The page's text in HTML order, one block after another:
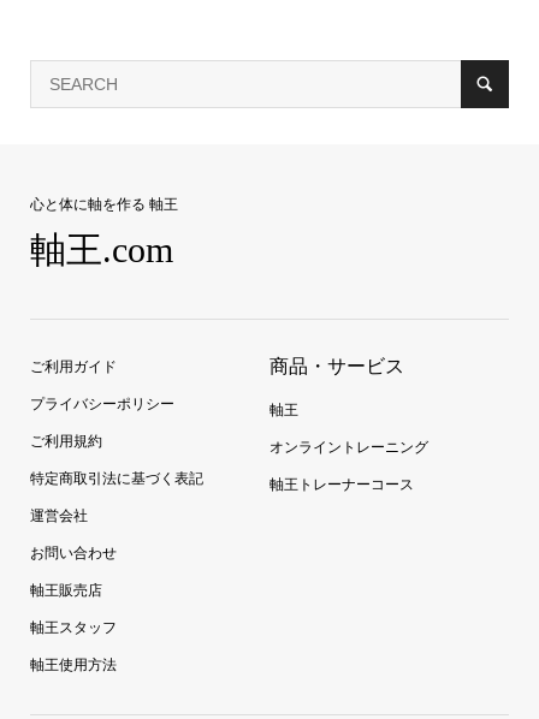
心と体に軸を作る 軸王
軸王.com
ご利用ガイド
プライバシーポリシー
ご利用規約
特定商取引法に基づく表記
運営会社
お問い合わせ
軸王販売店
軸王スタッフ
軸王使用方法
商品・サービス
軸王
オンライントレーニング
軸王トレーナーコース